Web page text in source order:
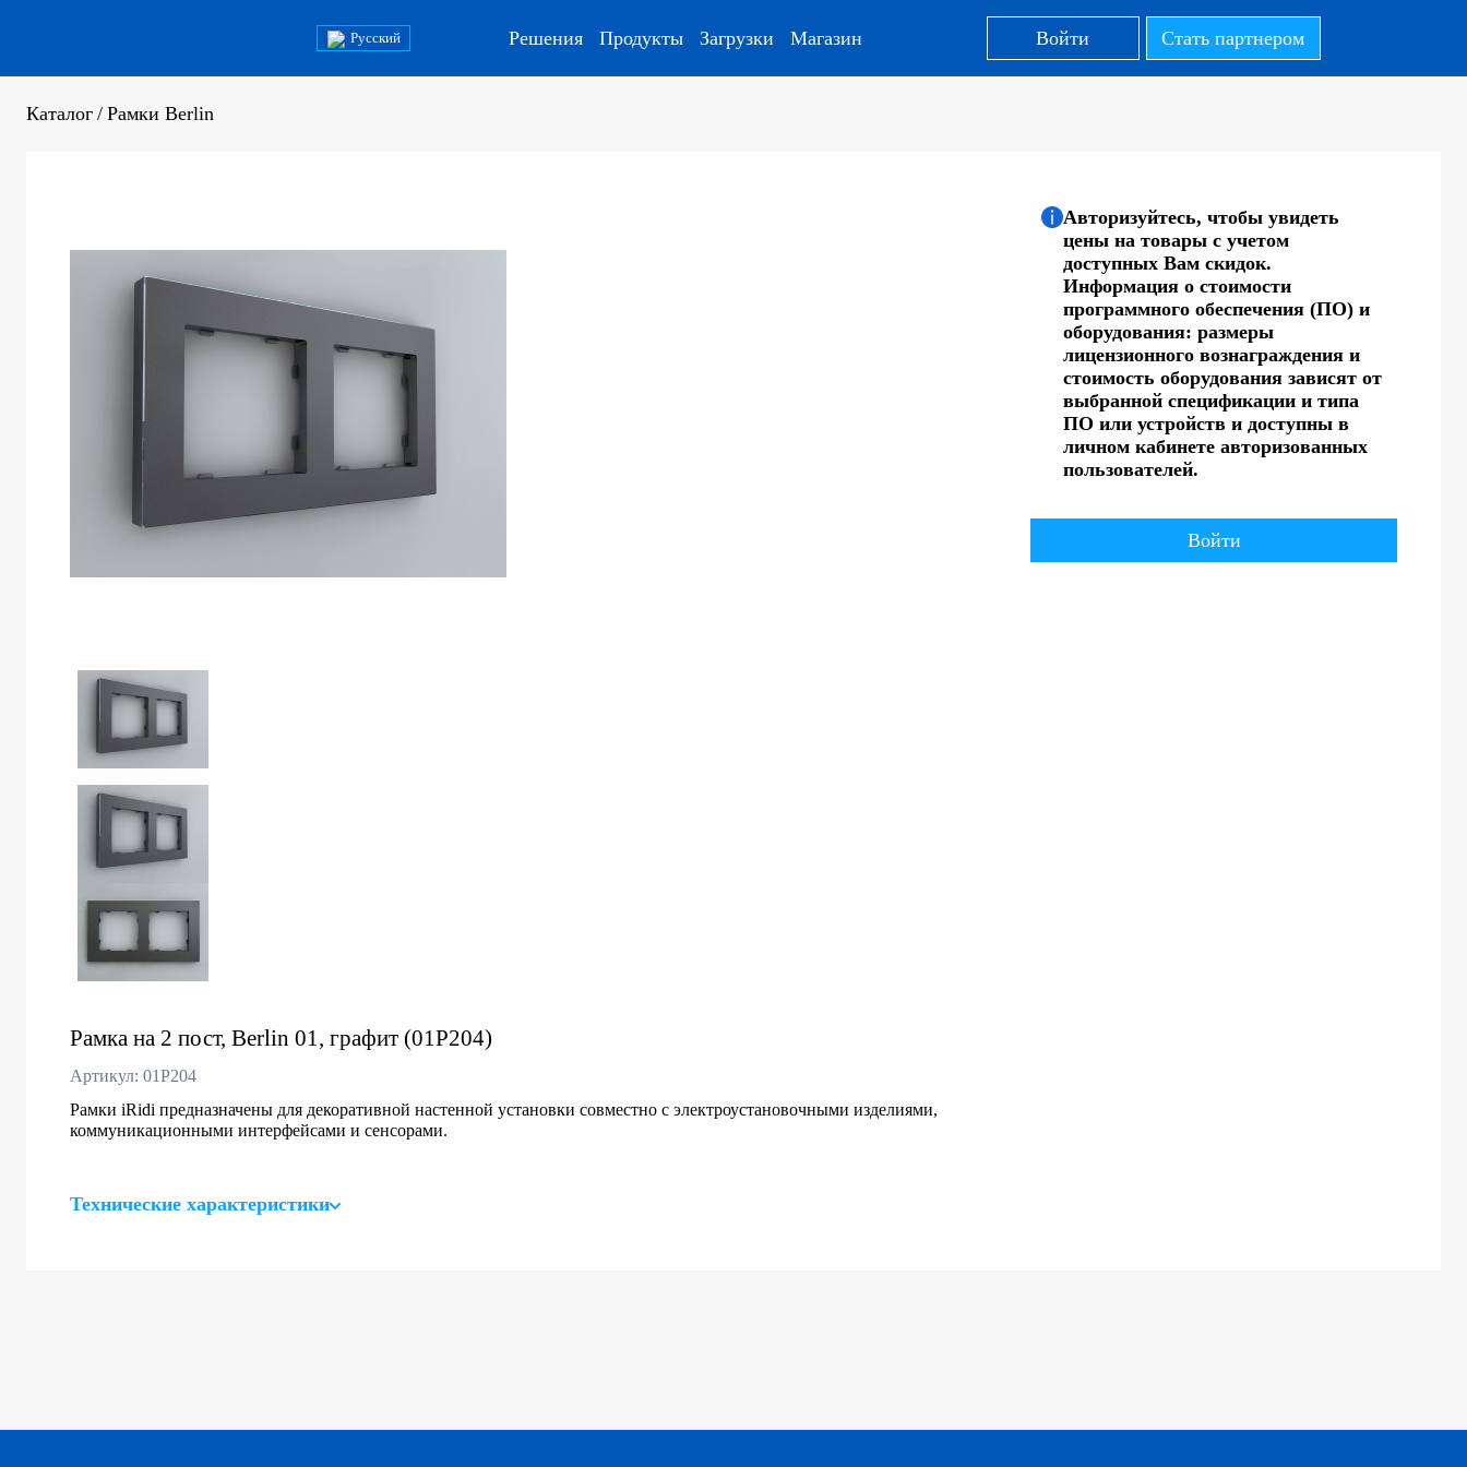
Русский Решения Продукты Загрузки Магазин Войти Стать партнером
Каталог / Рамки Berlin
Рамка на 2 пост, Berlin 01, графит (01P204)
Артикул: 01P204
Рамки iRidi предназначены для декоративной настенной установки совместно с электроустановочными изделиями,
коммуникационными интерфейсами и сенсорами.
Технические характеристики
Авторизуйтесь, чтобы увидеть
цены на товары с учетом
доступных Вам скидок.
Информация о стоимости
программного обеспечения (ПО) и
оборудования: размеры
лицензионного вознаграждения и
стоимость оборудования зависят от
выбранной спецификации и типа
ПО или устройств и доступны в
личном кабинете авторизованных
пользователей.
Войти